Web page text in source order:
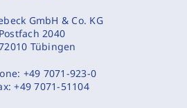
GmbH & Co. KG
Postfach 2040
Tübingen
+49 7071-923-0
+49 7071-51104